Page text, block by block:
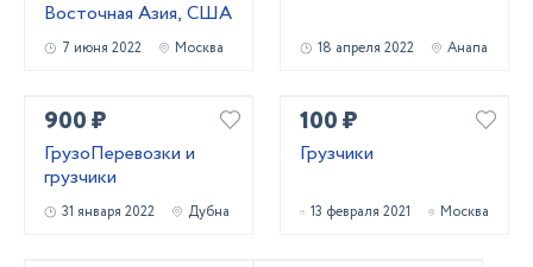
Восточная Азия, США
7 июня 2022 Москва 18 апреля 2022 Анапа
900 ₽
ГрузоПеревозки и
грузчики
31 января 2022 Дубна
100 ₽
Грузчики
13 февраля 2021 Москва